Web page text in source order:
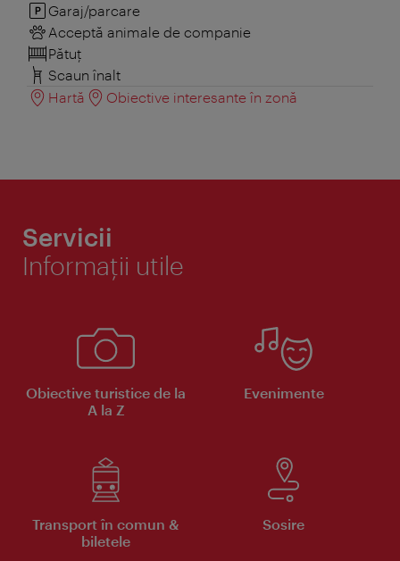
Garaj/parcare
Acceptă animale de companie
Pătuţ
Scaun înalt
Hartă
Obiective interesante în zonă
Servicii
Informaţii utile
Obiective turistice de la
A la Z
Evenimente
Transport în comun &
biletele
Sosire